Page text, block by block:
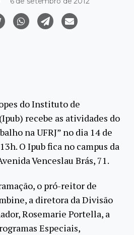
do Instituto de
recebe as atividades do
na UFRJ” no dia 14 de
O Ipub fica no campus da
Venceslau Brás, 71.
o pró-reitor de
a diretora da Divisão
Rosemarie Portella, a
Especiais,